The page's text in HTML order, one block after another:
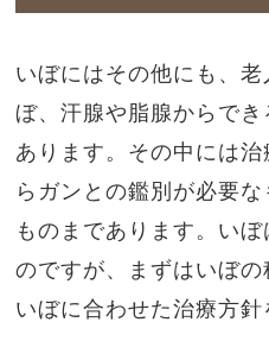
いぼにはその他にも、
ぼ、汗腺や脂腺からで
あります。その中には
らガンとの鑑別が必要
ものまであります。い
のですが、まずはいぼの
いぼに合わせた治療方針